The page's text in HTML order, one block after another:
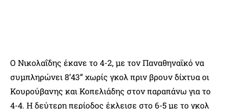
Ο Νικολαΐδης έκανε το 4-2, με τον Παναθηναϊκό να
συμπληρώνει 8’43” χωρίς γκολ πριν βρουν δίχτυα οι
Κουρούβανης και Κοπελιάδης στον παραπάνω για το
4-4. Η δεύτερη περίοδος έκλεισε στο 6-5 με το γκολ